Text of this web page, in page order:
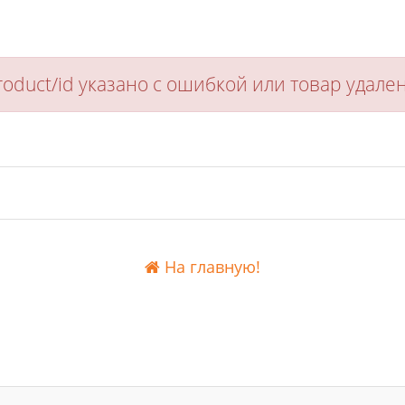
id указано с ошибкой или товар
На главную!